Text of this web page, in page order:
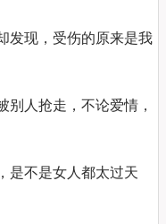
发现，受伤的原来是我
别人抢走，不论爱情，
是不是女人都太过天